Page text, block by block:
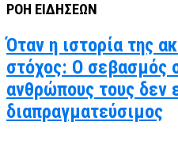
ΡΟΗ ΕΙΔΗΣΕΩΝ
Όταν η ιστορία της
στόχος: Ο σεβασμός
ανθρώπους τους δεν
διαπραγματεύσιμος